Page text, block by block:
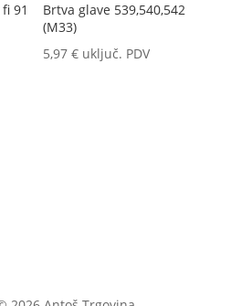
91
Brtva glave 539,540,542
(M33)
5,97€ uključ. PDV